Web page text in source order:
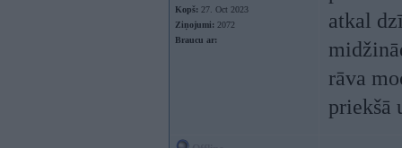
Kopš: 27. Oct 2023
Ziņojumi: 2072
Braucu ar:
atkal
rāva
priekšā